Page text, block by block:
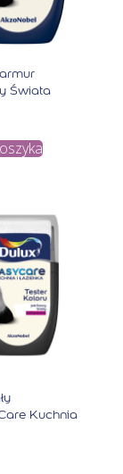
Świata
Kuchnia